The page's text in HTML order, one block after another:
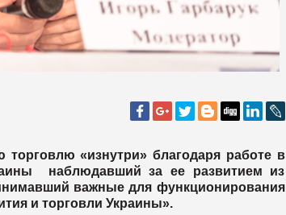
«изнутри» благодаря работе в
наблюдавший за ее развитием из
важные для функционирования
и торговли Украины».